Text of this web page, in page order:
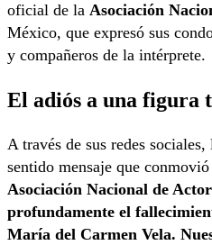
oficial de la Asociación
México, que expresó sus
y compañeros de la intérprete.
El adiós a una figura
A través de sus redes
sentido mensaje que
Asociación Nacional de
profundamente el
María del Carmen Vela.